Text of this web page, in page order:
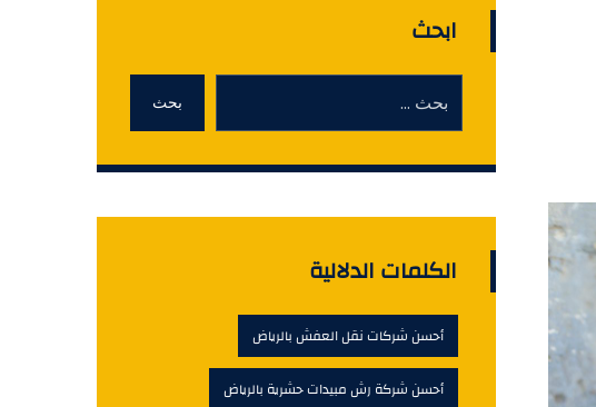
ابحث
بحث
الكلمات الدلالية
أحسن شركات نقل العفش بالرياض
أحسن شركة رش مبيدات حشرية بالرياض